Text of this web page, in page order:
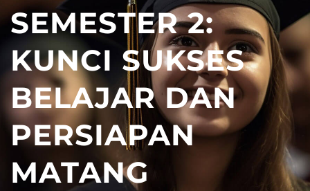
SEMESTER 2:
KUNCI SUKSES
BELAJAR DAN
PERSIAPAN
MATANG